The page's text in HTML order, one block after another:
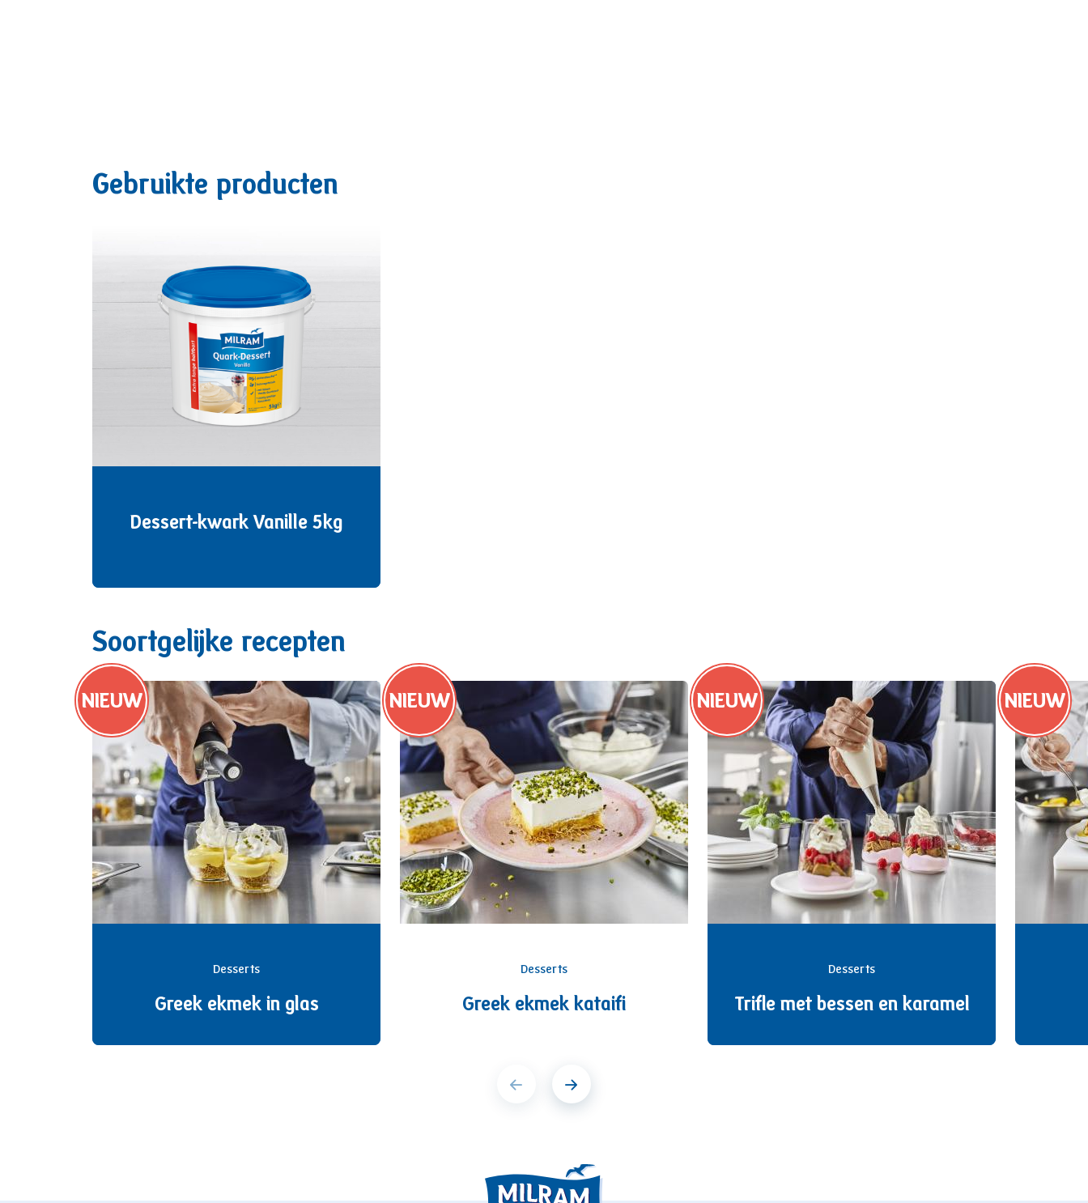
Gebruikte producten
Dessert-kwark Vanille 5kg
Soortgelijke recepten
NIEUW
Desserts
Greek ekmek in glas
NIEUW
Desserts
Greek ekmek kataifi
NIEUW
Desserts
Trifle met bessen en karamel
NIEUW